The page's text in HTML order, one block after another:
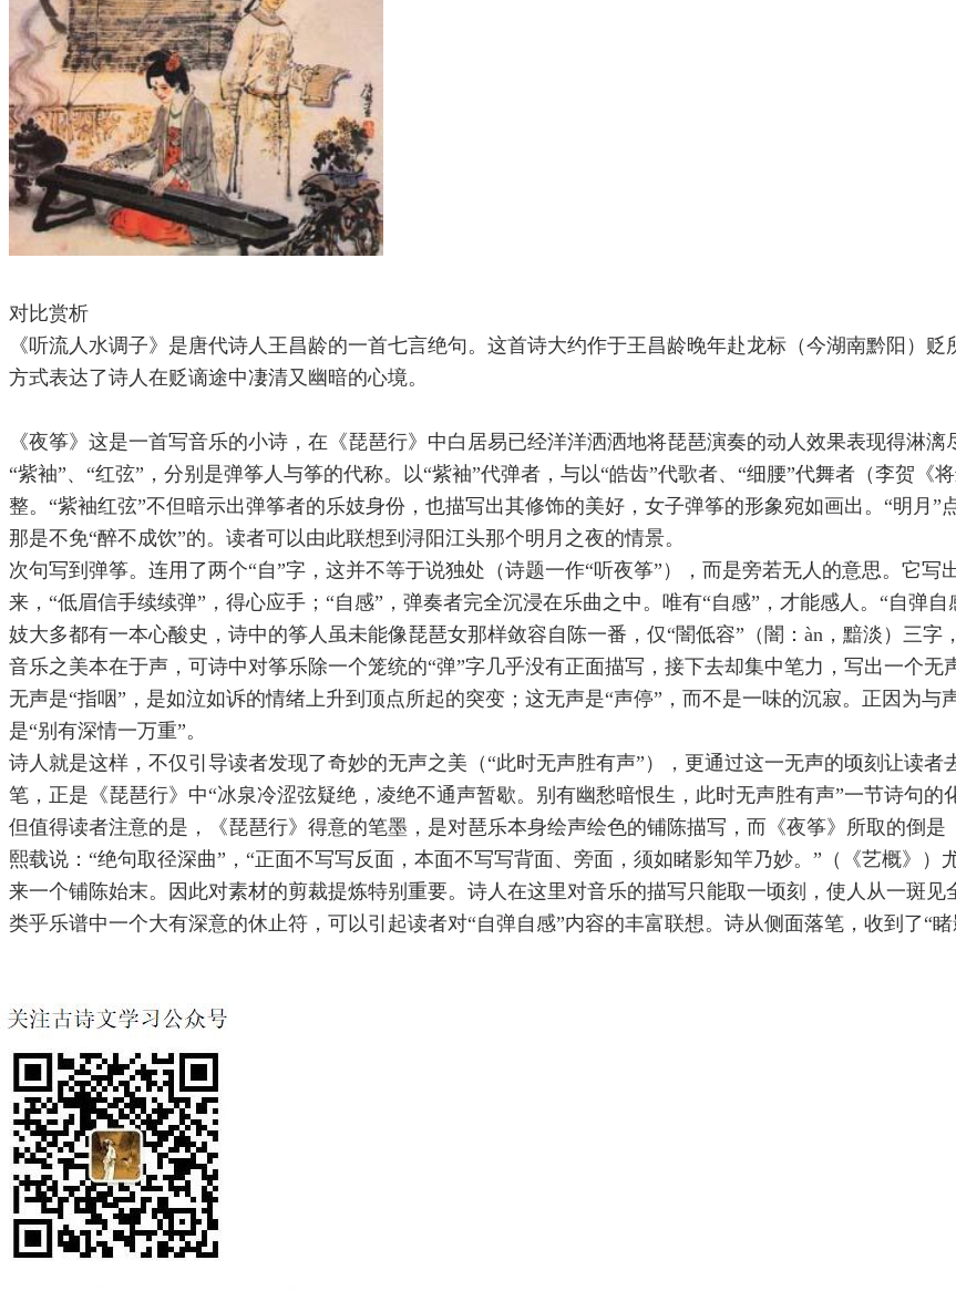
对比赏析
《听流人水调子》是唐代诗人王昌龄的一首七言绝句。这首诗大约作于王昌龄晚年赴龙标（今湖南黔阳）
方式表达了诗人在贬谪途中凄清又幽暗的心境。
《夜筝》这是一首写音乐的小诗，在《琵琶行》中白居易已经洋洋洒洒地将琵琶演奏的动人效果表现得淋漓
“紫袖”、“红弦”，分别是弹筝人与筝的代称。以“紫袖”代弹者，与以“皓齿”代歌者、“细腰”代舞者（李贺《
整。“紫袖红弦”不但暗示出弹筝者的乐妓身份，也描写出其修饰的美好，女子弹筝的形象宛如画出。“明月”
那是不免“醉不成饮”的。读者可以由此联想到浔阳江头那个明月之夜的情景。
次句写到弹筝。连用了两个“自”字，这并不等于说独处（诗题一作“听夜筝”），而是旁若无人的意思。它
来，“低眉信手续续弹”，得心应手；“自感”，弹奏者完全沉浸在乐曲之中。唯有“自感”，才能感人。“自弹
妓大多都有一本心酸史，诗中的筝人虽未能像琵琶女那样敛容自陈一番，仅“闇低容”（闇：àn，黯淡）三字
音乐之美本在于声，可诗中对筝乐除一个笼统的“弹”字几乎没有正面描写，接下去却集中笔力，写出一个
无声是“指咽”，是如泣如诉的情绪上升到顶点所起的突变；这无声是“声停”，而不是一味的沉寂。正因为
是“别有深情一万重”。
诗人就是这样，不仅引导读者发现了奇妙的无声之美（“此时无声胜有声”），更通过这一无声的顷刻让读
笔，正是《琵琶行》中“冰泉冷涩弦疑绝，凌绝不通声暂歇。别有幽愁暗恨生，此时无声胜有声”一节诗句的
但值得读者注意的是，《琵琶行》得意的笔墨，是对琶乐本身绘声绘色的铺陈描写，而《夜筝》所取的倒
熙载说：“绝句取径深曲”，“正面不写写反面，本面不写写背面、旁面，须如睹影知竿乃妙。”（《艺概》
来一个铺陈始末。因此对素材的剪裁提炼特别重要。诗人在这里对音乐的描写只能取一顷刻，使人从一斑
类乎乐谱中一个大有深意的休止符，可以引起读者对“自弹自感”内容的丰富联想。诗从侧面落笔，收到了“